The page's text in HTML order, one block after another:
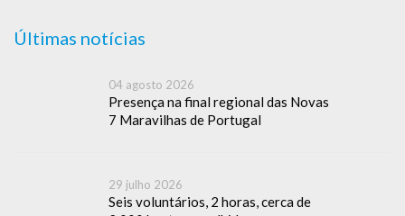
Últimas notícias
04 agosto 2026
Presença na final regional das Novas
7 Maravilhas de Portugal
29 julho 2026
Seis voluntários, 2 horas, cerca de